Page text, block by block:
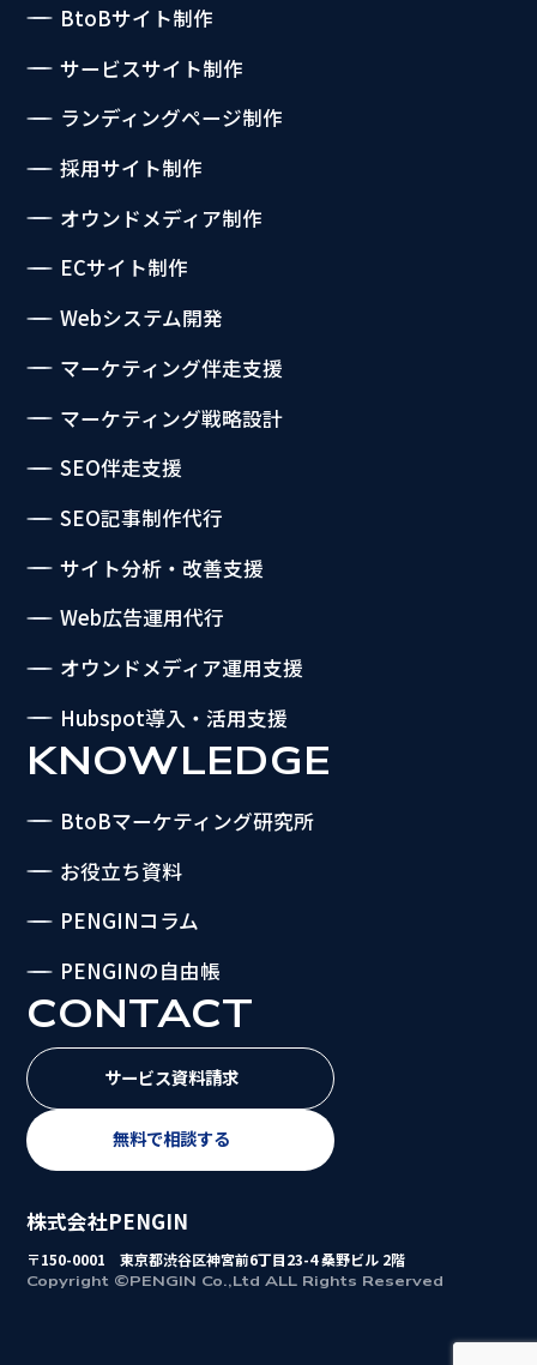
BtoBサイト制作
サービスサイト制作
ランディングページ制作
採用サイト制作
オウンドメディア制作
ECサイト制作
Webシステム開発
マーケティング伴走支援
マーケティング戦略設計
SEO伴走支援
SEO記事制作代行
サイト分析・改善支援
Web広告運用代行
オウンドメディア運用支援
Hubspot導入・活用支援
KNOWLEDGE
BtoBマーケティング研究所
お役立ち資料
PENGINコラム
PENGINの自由帳
CONTACT
サービス資料請求
無料で相談する
株式会社PENGIN
〒150-0001 東京都渋谷区神宮前6丁目23-4 桑野ビル 2階
Copyright ©PENGIN Co.,Ltd ALL Rights Reserved